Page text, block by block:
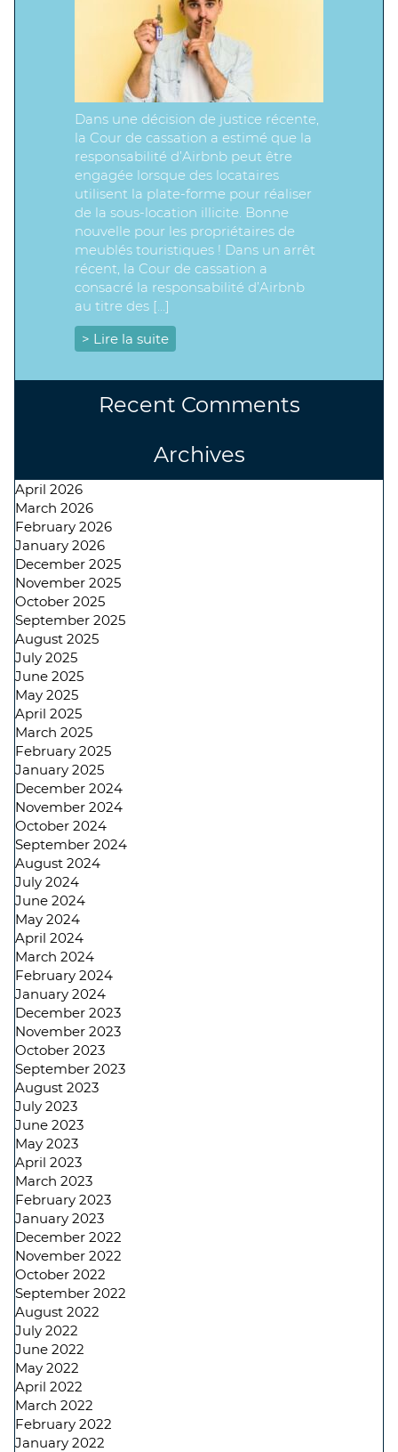
Dans une décision de justice récente,
la Cour de cassation a estimé que la
responsabilité d’Airbnb peut être
engagée lorsque des locataires
utilisent la plate-forme pour réaliser
de la sous-location illicite. Bonne
nouvelle pour les propriétaires de
meublés touristiques ! Dans un arrêt
récent, la Cour de cassation a
consacré la responsabilité d’Airbnb
au titre des […]
> Lire la suite
Recent Comments
Archives
April 2026
March 2026
February 2026
January 2026
December 2025
November 2025
October 2025
September 2025
August 2025
July 2025
June 2025
May 2025
April 2025
March 2025
February 2025
January 2025
December 2024
November 2024
October 2024
September 2024
August 2024
July 2024
June 2024
May 2024
April 2024
March 2024
February 2024
January 2024
December 2023
November 2023
October 2023
September 2023
August 2023
July 2023
June 2023
May 2023
April 2023
March 2023
February 2023
January 2023
December 2022
November 2022
October 2022
September 2022
August 2022
July 2022
June 2022
May 2022
April 2022
March 2022
February 2022
January 2022